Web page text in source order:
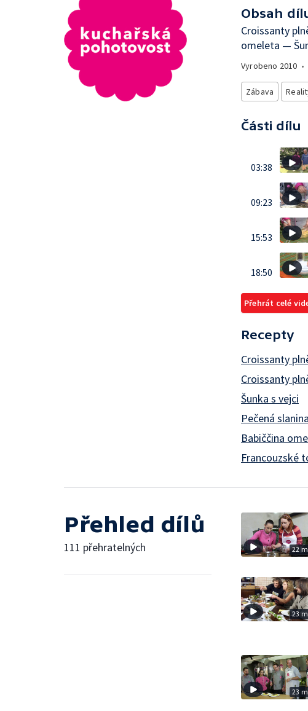
Obsah
Croissanty
omeleta —
Vyrobeno 2010 •
Zábava
Části dílu
03:38
09:23
15:53
18:50
Přehrát celé
Recepty
Croissanty
Croissanty
Šunka s vejci
Pečená slanina
Babiččina
Francouzské
Přehled dílů
111 přehratelných 22
23
23